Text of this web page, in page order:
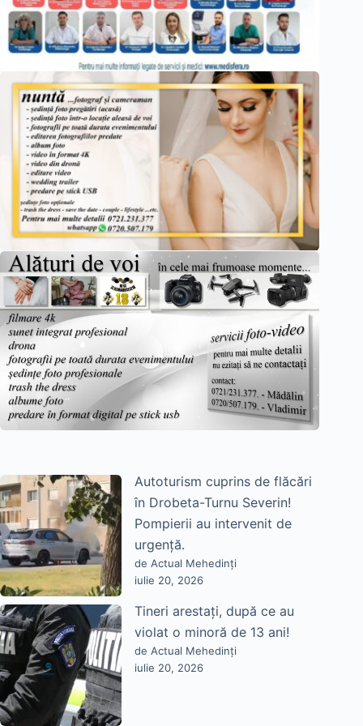
Autoturism cuprins de flăcări
în Drobeta-Turnu Severin!
Pompierii au intervenit de
urgență.
de Actual Mehedinți
iulie 20, 2026
Tineri arestați, după ce au
violat o minoră de 13 ani!
de Actual Mehedinți
iulie 20, 2026